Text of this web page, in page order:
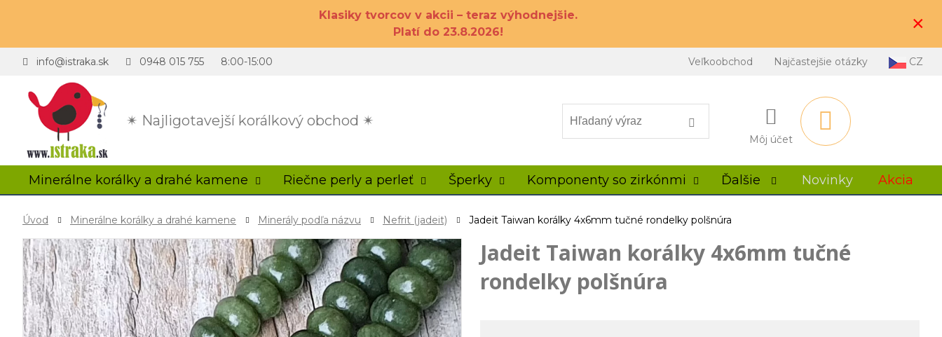
Klasiky tvorcov v akcii – teraz výhodnejšie.
Platí do 23.8.2026!
×
✴ Najligotavejší korálkový obchod ✴
info@istraka.sk 0948 015 755 8:00-15:00 Veľkoobchod Najčastejšie otázky CZ
Môj účet
Minerálne korálky a drahé kamene Riečne perly a perleť Šperky Komponenty so zirkónmi Ďalšie Novinky Akcia
Úvod Minerálne korálky a drahé kamene Minerály podľa názvu Nefrit (jadeit) Jadeit Taiwan korálky 4x6mm tučné rondelky polšnúra
Jadeit Taiwan korálky 4x6mm tučné
rondelky polšnúra